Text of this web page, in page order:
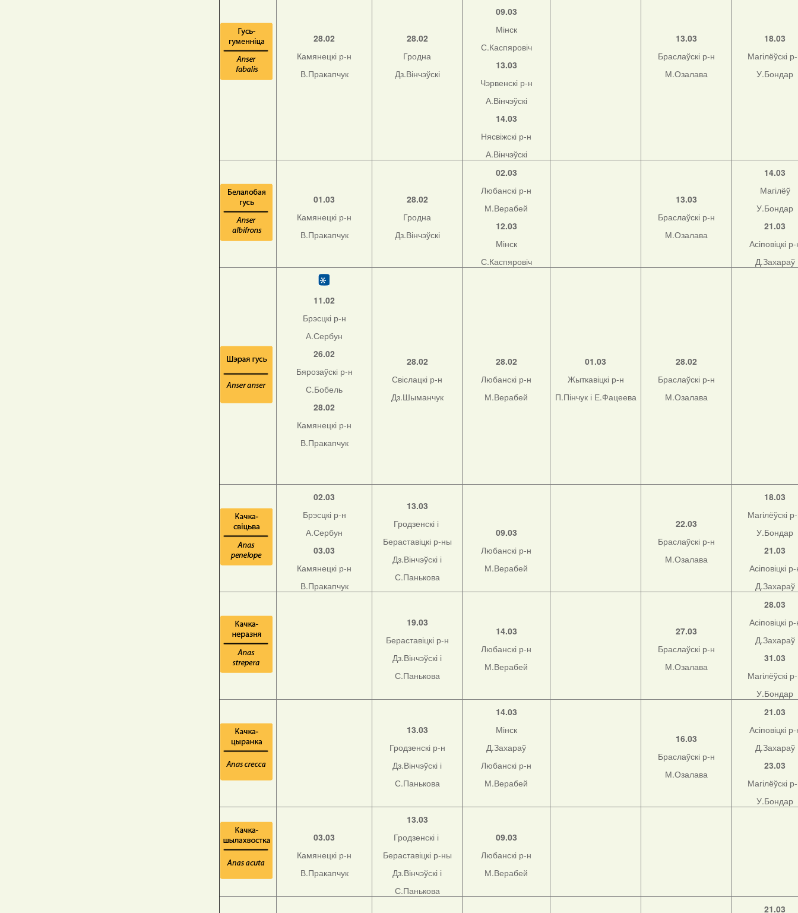
28.02
Камянецкі р-н
В.Пракапчук
28.02
Гродна
Дз.Вінчэўскі
09.03
Мінск
С.Каспяровіч
13.03
Чэрвенскі р-н
А.Вінчэўскі
14.03
Нясвіжскі р-н
А.Вінчэўскі
13.03
Браслаўскі р-н
М.Озалава
18.03
Магілёўскі
У.Бондар
01.03
Камянецкі р-н
В.Пракапчук
28.02
Гродна
Дз.Вінчэўскі
02.03
Любанскі р-н
М.Верабей
12.03
Мінск
С.Каспяровіч
13.03
Браслаўскі р-н
М.Озалава
14.03
Магілёў
У.Бондар
21.03
Асіповіцкі
Д.Захараў
11.02
Брэсцкі р-н
А.Сербун
26.02
Бярозаўскі р-н
С.Бобель
28.02
Камянецкі р-н
В.Пракапчук
28.02
Свіслацкі р-н
Дз.Шыманчук
28.02
Любанскі р-н
М.Верабей
01.03
Жыткавіцкі р-н
П.Пінчук і Е.Фацеева
28.02
Браслаўскі р-н
М.Озалава
02.03
Брэсцкі р-н
А.Сербун
03.03
Камянецкі р-н
В.Пракапчук
13.03
Гродзенскі і
Бераставіцкі р-ны
Дз.Вінчэўскі і
С.Панькова
09.03
Любанскі р-н
М.Верабей
22.03
Браслаўскі р-н
М.Озалава
18.03
Магілёўскі
У.Бондар
21.03
Асіповіцкі
Д.Захараў
19.03
Бераставіцкі р-н
Дз.Вінчэўскі і
С.Панькова
14.03
Любанскі р-н
М.Верабей
27.03
Браслаўскі р-н
М.Озалава
28.03
Асіповіцкі
Д.Захараў
31.03
Магілёўскі
У.Бондар
13.03
Гродзенскі р-н
Дз.Вінчэўскі і
С.Панькова
14.03
Мінск
Д.Захараў
Любанскі р-н
М.Верабей
16.03
Браслаўскі р-н
М.Озалава
21.03
Асіповіцкі
Д.Захараў
23.03
Магілёўскі
У.Бондар
03.03
Камянецкі р-н
В.Пракапчук
13.03
Гродзенскі і
Бераставіцкі р-ны
Дз.Вінчэўскі і
С.Панькова
09.03
Любанскі р-н
М.Верабей
21.03